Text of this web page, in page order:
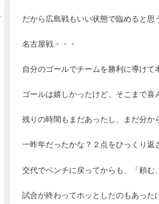
だから広島戦もいい状態で臨めると思
名古屋戦・・・
自分のゴールでチームを勝利に導け
ゴールは嬉しかったけど、そこまで
残りの時間もまだあったし、まだ分
一昨年だったかな？２点をひっくり
交代でベンチに戻ってからも、「頼
試合が終わってホッとしたのもあっ